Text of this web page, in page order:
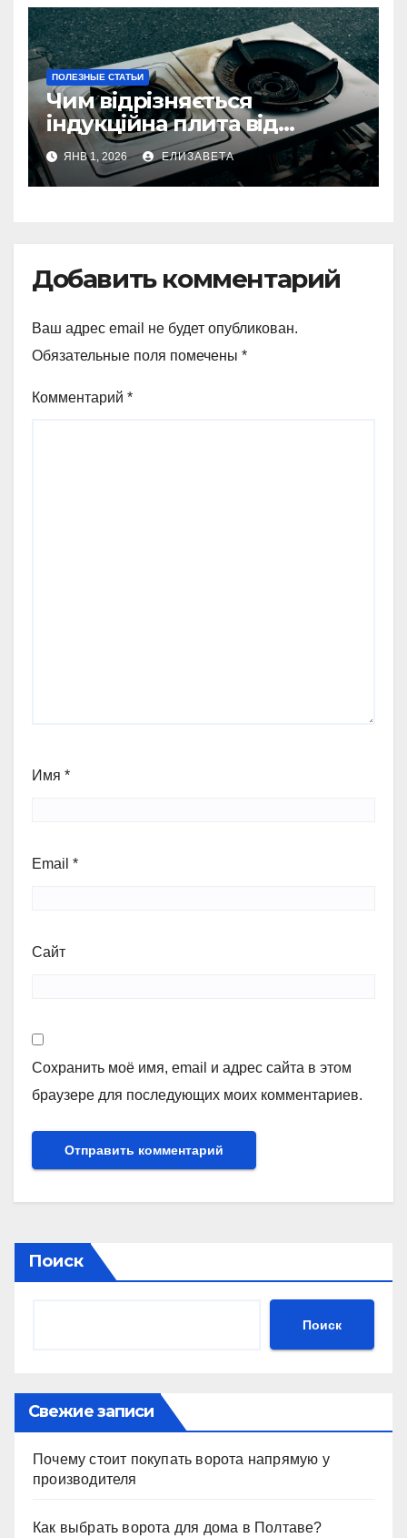
ПОЛЕЗНЫЕ СТАТЬИ
Чим відрізняється
індукційна плита від
електричної: переваги та
недоліки
ЯНВ 1, 2026 ЕЛИЗАВЕТА
Добавить комментарий
Ваш адрес email не будет опубликован.
Обязательные поля помечены *
Комментарий *
Имя *
Email *
Сайт
Сохранить моё имя, email и адрес сайта в этом
браузере для последующих моих комментариев.
Поиск
Поиск
Свежие записи
Почему стоит покупать ворота напрямую у
производителя
Как выбрать ворота для дома в Полтаве?